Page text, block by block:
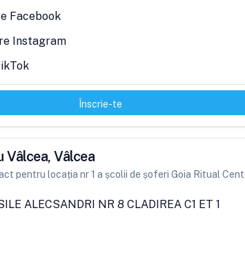
Facebook
Instagram
Înscrie-te
Vâlcea, Vâlcea
pentru locația nr 1 a școlii de șoferi Goia Ritual
ALECSANDRI NR 8 CLADIREA C1 ET 1